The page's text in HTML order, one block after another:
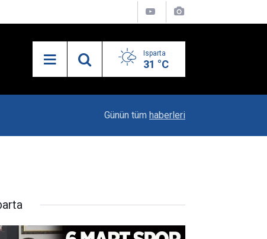
Isparta
31 °C
"Karacaören Özel Hükümleri Isparta
Günün tüm haberleri